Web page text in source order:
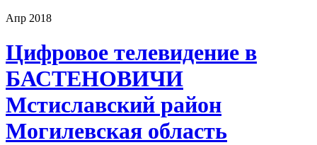
Апр 2018
Цифровое телевидение в
БАСТЕНОВИЧИ
Мстиславский район
Могилевская область